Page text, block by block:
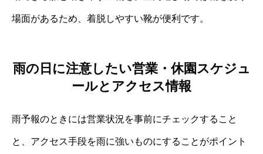
場面があるため、着脱しやすい靴が便利です。
雨の日に注意したい営業・休園スケジュ
ールとアクセス情報
雨予報のときには営業状況を事前にチェックすること
と、アクセス手段を雨に強いものにすることがポイント